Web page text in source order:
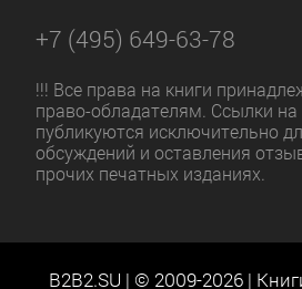
+7 (495) 649-63-78
!!! Все права на книги
право-обладателям. Ссылки
публикуются исключительно
обсуждений и оставления
прочих печатных изданиях.
B2B2.SU | © 2009-2026 |